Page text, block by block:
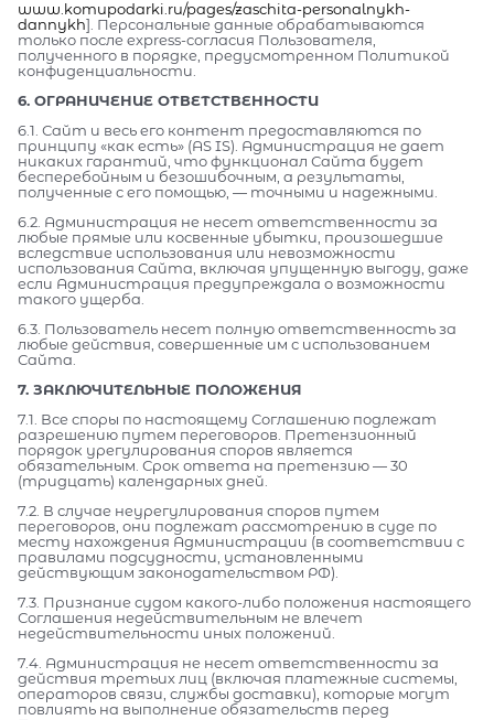
www.komupodarki.ru/pages/zaschita-personalnykh-
dannykh]. Персональные данные обрабатываются
только после express-согласия Пользователя,
полученного в порядке, предусмотренном Политикой
конфиденциальности.
6. ОГРАНИЧЕНИЕ ОТВЕТСТВЕННОСТИ
6.1. Сайт и весь его контент предоставляются по
принципу «как есть» (AS IS). Администрация не дает
никаких гарантий, что функционал Сайта будет
бесперебойным и безошибочным, а результаты,
полученные с его помощью, — точными и надежными.
6.2. Администрация не несет ответственности за
любые прямые или косвенные убытки, произошедшие
вследствие использования или невозможности
использования Сайта, включая упущенную выгоду, даже
если Администрация предупреждала о возможности
такого ущерба.
6.3. Пользователь несет полную ответственность за
любые действия, совершенные им с использованием
Сайта.
7. ЗАКЛЮЧИТЕЛЬНЫЕ ПОЛОЖЕНИЯ
7.1. Все споры по настоящему Соглашению подлежат
разрешению путем переговоров. Претензионный
порядок урегулирования споров является
обязательным. Срок ответа на претензию — 30
(тридцать) календарных дней.
7.2. В случае неурегулирования споров путем
переговоров, они подлежат рассмотрению в суде по
месту нахождения Администрации (в соответствии с
правилами подсудности, установленными
действующим законодательством РФ).
7.3. Признание судом какого-либо положения настоящего
Соглашения недействительным не влечет
недействительности иных положений.
7.4. Администрация не несет ответственности за
действия третьих лиц (включая платежные системы,
операторов связи, службы доставки), которые могут
повлиять на выполнение обязательств перед